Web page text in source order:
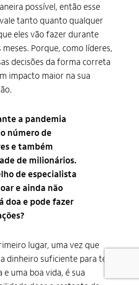
possível, então esse
tanto quanto qualquer
eles vão fazer durante
meses. Porque, como líderes,
decisões da forma correta
impacto maior na sua
a pandemia
número de
e também
de milionários.
de especialista
e ainda não
doa e pode fazer
lugar, uma vez que
dinheiro suficiente para ter
e uma boa vida, é sua